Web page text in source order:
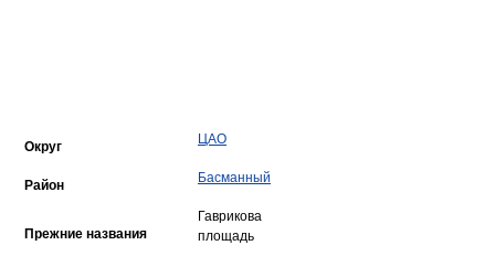
Округ ЦАО
Район Басманный
Прежние названия
Гаврикова
площадь